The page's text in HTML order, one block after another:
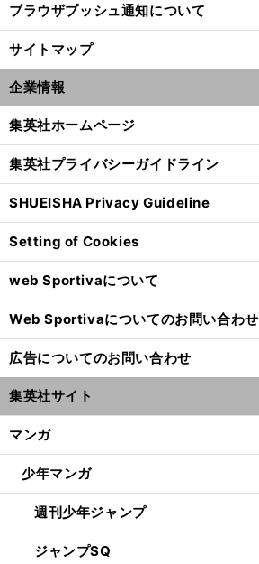
ブラウザプッシュ通知について
サイトマップ
企業情報
集英社ホームページ
集英社プライバシーガイドライン
SHUEISHA Privacy Guideline
Setting of Cookies
web Sportivaについて
Web Sportivaについてのお問い合わせ
広告についてのお問い合わせ
集英社サイト
マンガ
少年マンガ
週刊少年ジャンプ
ジャンプSQ